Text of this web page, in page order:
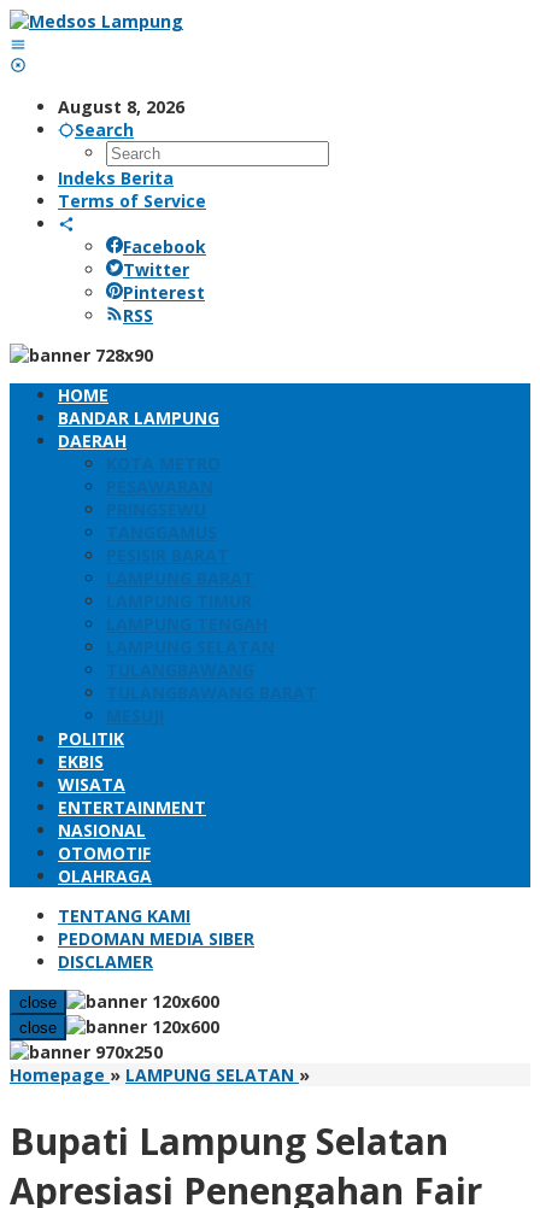
Skip
to
content
August 8, 2026
Search
Indeks Berita
Terms of Service
Facebook
Twitter
Pinterest
RSS
HOME
BANDAR LAMPUNG
DAERAH
KOTA METRO
PESAWARAN
PRINGSEWU
TANGGAMUS
PESISIR BARAT
LAMPUNG BARAT
LAMPUNG TIMUR
LAMPUNG TENGAH
LAMPUNG SELATAN
TULANGBAWANG
TULANGBAWANG BARAT
MESUJI
POLITIK
EKBIS
WISATA
ENTERTAINMENT
NASIONAL
OTOMOTIF
OLAHRAGA
TENTANG KAMI
PEDOMAN MEDIA SIBER
DISCLAMER
close
close
Homepage » LAMPUNG SELATAN »Bupati
Apresiasi
Fair
Bupati Lampung Selatan
Apresiasi Penengahan Fair